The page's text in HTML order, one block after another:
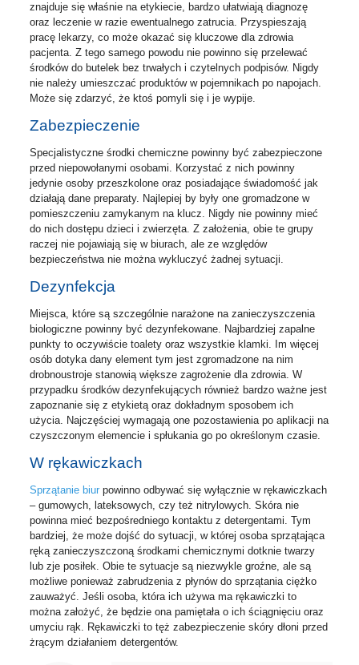
znajduje się właśnie na etykiecie, bardzo ułatwiają diagnozę
oraz leczenie w razie ewentualnego zatrucia. Przyspieszają
pracę lekarzy, co może okazać się kluczowe dla zdrowia
pacjenta. Z tego samego powodu nie powinno się przelewać
środków do butelek bez trwałych i czytelnych podpisów. Nigdy
nie należy umieszczać produktów w pojemnikach po napojach.
Może się zdarzyć, że ktoś pomyli się i je wypije.
Zabezpieczenie
Specjalistyczne środki chemiczne powinny być zabezpieczone
przed niepowołanymi osobami. Korzystać z nich powinny
jedynie osoby przeszkolone oraz posiadające świadomość jak
działają dane preparaty. Najlepiej by były one gromadzone w
pomieszczeniu zamykanym na klucz. Nigdy nie powinny mieć
do nich dostępu dzieci i zwierzęta. Z założenia, obie te grupy
raczej nie pojawiają się w biurach, ale ze względów
bezpieczeństwa nie można wykluczyć żadnej sytuacji.
Dezynfekcja
Miejsca, które są szczególnie narażone na zanieczyszczenia
biologiczne powinny być dezynfekowane. Najbardziej zapalne
punkty to oczywiście toalety oraz wszystkie klamki. Im więcej
osób dotyka dany element tym jest zgromadzone na nim
drobnoustroje stanowią większe zagrożenie dla zdrowia. W
przypadku środków dezynfekujących również bardzo ważne jest
zapoznanie się z etykietą oraz dokładnym sposobem ich
użycia. Najczęściej wymagają one pozostawienia po aplikacji na
czyszczonym elemencie i spłukania go po określonym czasie.
W rękawiczkach
Sprzątanie biur powinno odbywać się wyłącznie w rękawiczkach
– gumowych, lateksowych, czy też nitrylowych. Skóra nie
powinna mieć bezpośredniego kontaktu z detergentami. Tym
bardziej, że może dojść do sytuacji, w której osoba sprzątająca
ręką zanieczyszczoną środkami chemicznymi dotknie twarzy
lub zje posiłek. Obie te sytuacje są niezwykle groźne, ale są
możliwe ponieważ zabrudzenia z płynów do sprzątania ciężko
zauważyć. Jeśli osoba, która ich używa ma rękawiczki to
można założyć, że będzie ona pamiętała o ich ściągnięciu oraz
umyciu rąk. Rękawiczki to tęż zabezpieczenie skóry dłoni przed
żrącym działaniem detergentów.